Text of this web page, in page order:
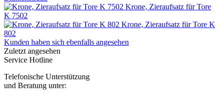
Krone, Zieraufsatz für Tore
K 7502
Krone, Zieraufsatz für Tore K
802
Kunden haben sich ebenfalls angesehen
Zuletzt angesehen
Service Hotline
Telefonische Unterstützung
und Beratung unter: